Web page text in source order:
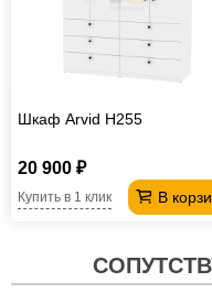
Шкаф Arvid H255
20 900 ₽
В
Купить в 1 клик